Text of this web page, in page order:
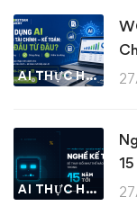
AI THỰC HÀNH
AI THỰC HÀNH